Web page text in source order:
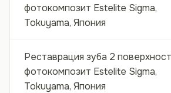
фотокомпозит Estelite Sigma,
Tokuyama, Япония
Реставрация зуба 2
фотокомпозит Estelite Sigma,
Tokuyama, Япония